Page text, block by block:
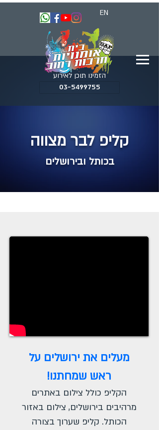
EN
הזמינו תוכן לאירוע
03-5499755
קליפ לבר מצווה
בכותל ובירושלים
מעלים את ירושלים על
ראש שמחתנו!
הקליפ כולל צילום באתרים
מרהיבים בירושלים, צילום באזור
הכותל. קליפ שערוך בצורה